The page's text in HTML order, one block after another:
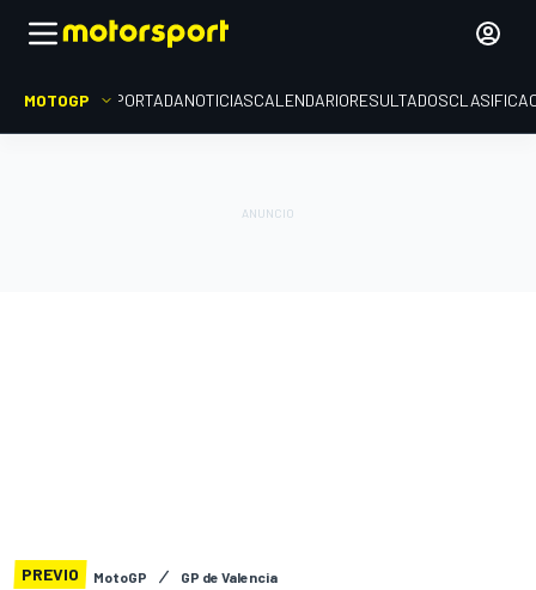
MOTOGP PORTADANOTICIASCALENDARIORESULTADOS
PREVIO MotoGP GP de Valencia